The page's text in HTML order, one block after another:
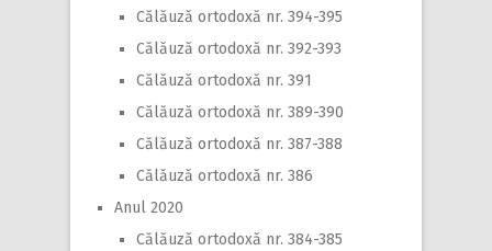
Călăuză ortodoxă nr. 394-395
Călăuză ortodoxă nr. 392-393
Călăuză ortodoxă nr. 391
Călăuză ortodoxă nr. 389-390
Călăuză ortodoxă nr. 387-388
Călăuză ortodoxă nr. 386
Anul 2020
Călăuză ortodoxă nr. 384-385